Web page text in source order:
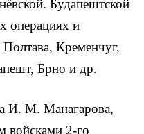
Будапештской
операциях и
Кременчуг,
Брно и др.
И. М. Манагарова,
войсками 2-го